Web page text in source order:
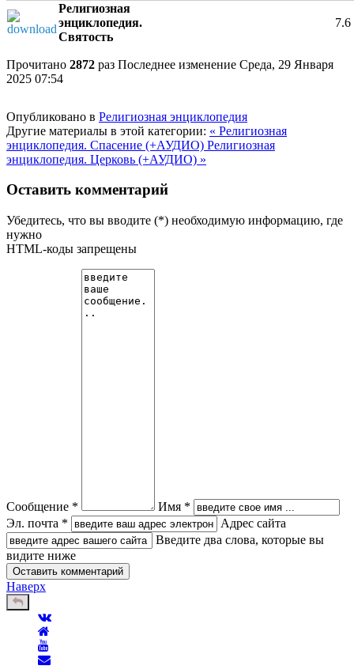
Религиозная
энциклопедия.
Святость
Прочитано 2872 раз Последнее изменение Среда, 29 Января
2025 07:54
Опубликовано в Религиозная энциклопедия
Другие материалы в этой категории: « Религиозная
энциклопедия. Спасение (+АУДИО) Религиозная
энциклопедия. Церковь (+АУДИО) »
Оставить комментарий
Убедитесь, что вы вводите (*) необходимую информацию, где
нужно
HTML-коды запрещены
Сообщение *
Имя *
Эл. почта *
Адрес сайта
Введите два слова, которые вы
видите ниже
Наверх